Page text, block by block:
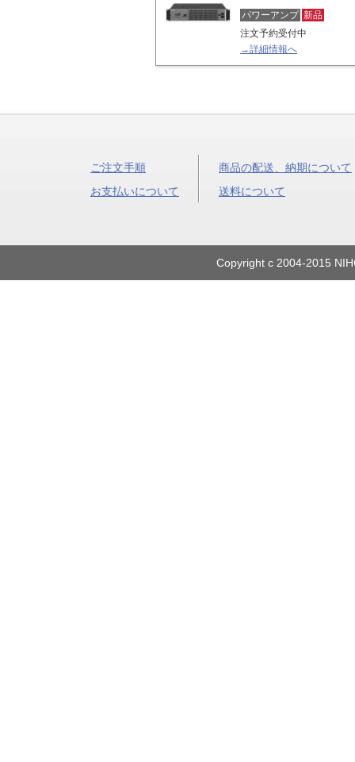
パワーアンプ 新品
注文予約受付中
→詳細情報へ
ご注文手順
お支払いについて
商品の配送、納期について
送料について
Copyright c 2004-2015